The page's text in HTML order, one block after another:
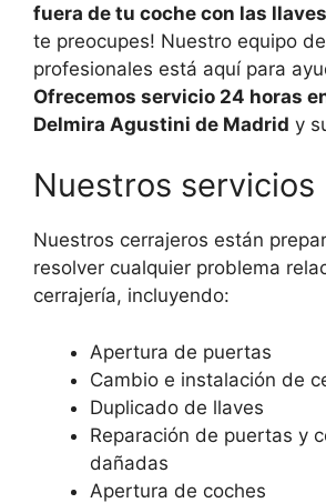
fuera de tu coche con las
te preocupes! Nuestro equipo
profesionales está aquí para
Ofrecemos servicio 24 horas
Delmira Agustini de Madrid y
Nuestros servicios
Nuestros cerrajeros están
resolver cualquier problema
cerrajería, incluyendo:
Apertura de puertas
Cambio e instalación de
Duplicado de llaves
Reparación de puertas y
dañadas
Apertura de coches